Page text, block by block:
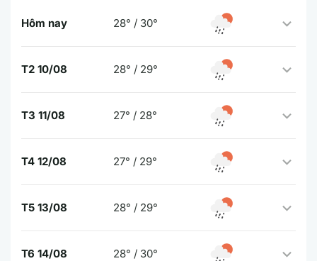
Hôm nay 28° / 30°
T2 10/08 28° / 29°
T3 11/08 27° / 28°
T4 12/08 27° / 29°
T5 13/08 28° / 29°
T6 14/08 28° / 30°